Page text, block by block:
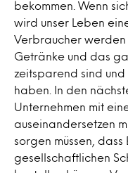
bekommen. Wenn
wird unser Leben
Verbraucher werden
Getränke und das
zeitsparend sind
haben. In den
Unternehmen mit
auseinandersetzen
sorgen müssen,
gesellschaftlichen